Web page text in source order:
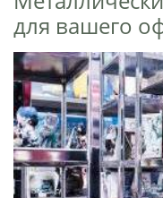
для вашего